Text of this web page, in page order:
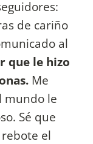
de cariño
al
que le hizo
Me
mundo le
Sé que
el